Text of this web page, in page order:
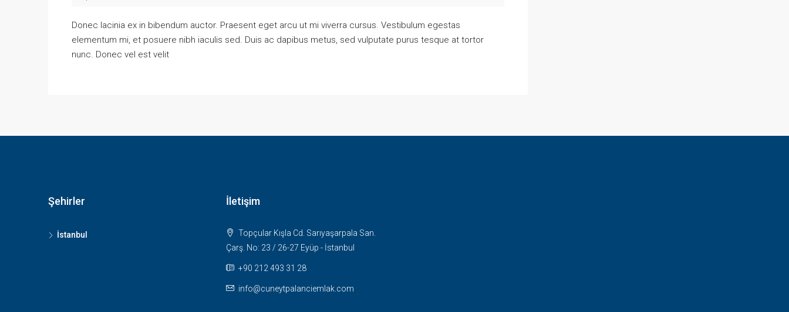
Donec lacinia ex in bibendum auctor. Praesent eget arcu ut mi viverra cursus. Vestibulum egestas
elementum mi, et posuere nibh iaculis sed. Duis ac dapibus metus, sed vulputate purus tesque at tortor
nunc. Donec vel est velit
Şehirler
İstanbul
İletişim
Topçular Kışla Cd. Sarıyaşarpala San.
Çarş. No: 23 / 26-27 Eyüp - İstanbul
+90 212 493 31 28
info@cuneytpalanciemlak.com